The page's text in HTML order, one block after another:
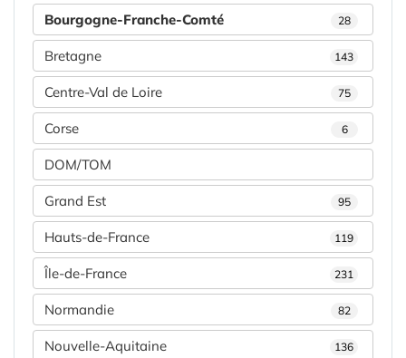
Bourgogne-Franche-Comté 28
Bretagne 143
Centre-Val de Loire 75
Corse 6
DOM/TOM
Grand Est 95
Hauts-de-France 119
Île-de-France 231
Normandie 82
Nouvelle-Aquitaine 136